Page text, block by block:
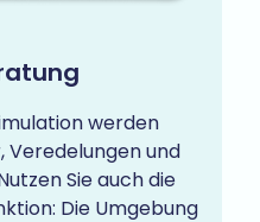
werden
Veredelungen und
Sie auch die
Die Umgebung